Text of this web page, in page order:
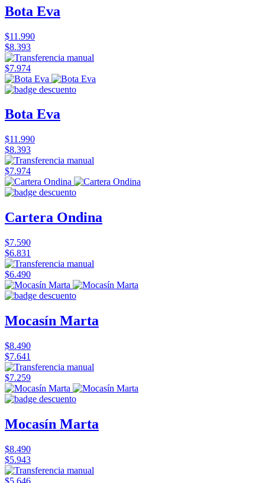
Bota Eva
$11.990
$8.393
$7.974
Bota Eva
$11.990
$8.393
$7.974
Cartera Ondina
$7.590
$6.831
$6.490
Mocasín Marta
$8.490
$7.641
$7.259
Mocasín Marta
$8.490
$5.943
$5.646